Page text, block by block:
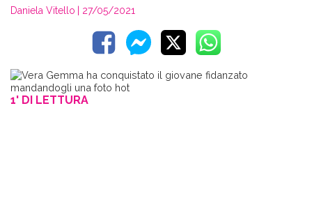
Daniela Vitello | 27/05/2021
1' DI LETTURA